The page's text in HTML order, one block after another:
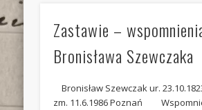
Zastawie –
Bronisława Szewczaka
Bronisław Szewczak ur.
zm. 11.6.1986 Poznań